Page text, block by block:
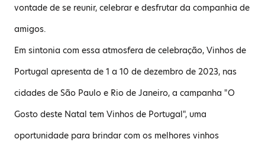
vontade de se reunir, celebrar e desfrutar da companhia de
amigos.
Em sintonia com essa atmosfera de celebração, Vinhos de
Portugal apresenta de 1 a 10 de dezembro de 2023, nas
cidades de São Paulo e Rio de Janeiro, a campanha "O
Gosto deste Natal tem Vinhos de Portugal", uma
oportunidade para brindar com os melhores vinhos